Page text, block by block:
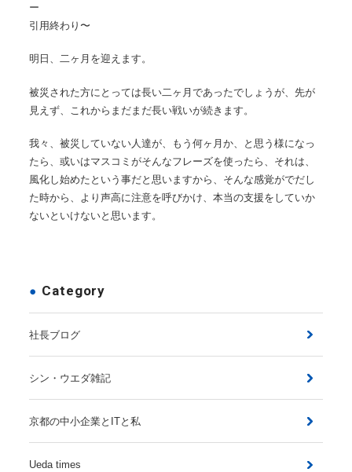
ー
引用終わり〜
明日、二ヶ月を迎えます。
被災された方にとっては長い二ヶ月であったでしょうが、先が
見えず、これからまだまだ長い戦いが続きます。
我々、被災していない人達が、もう何ヶ月か、と思う様になっ
たら、或いはマスコミがそんなフレーズを使ったら、それは、
風化し始めたという事だと思いますから、そんな感覚がでだし
た時から、より声高に注意を呼びかけ、本当の支援をしていか
ないといけないと思います。
Category
社長ブログ
シン・ウエダ雑記
京都の中小企業とITと私
Ueda times